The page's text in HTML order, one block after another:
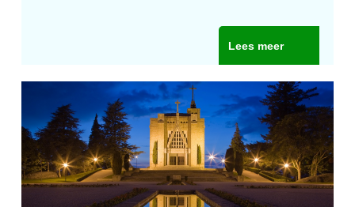
Lees meer